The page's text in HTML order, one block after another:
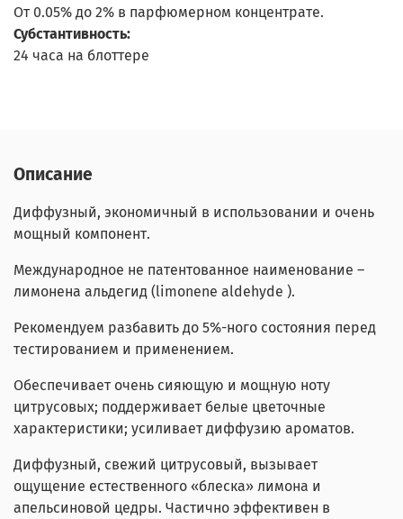
От 0.05% до 2% в парфюмерном концентрате.
Субстантивность:
24 часа на блоттере
Описание
Диффузный, экономичный в использовании и очень
мощный компонент.
Международное не патентованное наименование –
лимонена альдегид (limonene aldehyde ).
Рекомендуем разбавить до 5%-ного состояния перед
тестированием и применением.
Обеспечивает очень сияющую и мощную ноту
цитрусовых; поддерживает белые цветочные
характеристики; усиливает диффузию ароматов.
Диффузный, свежий цитрусовый, вызывает
ощущение естественного «блеска» лимона и
апельсиновой цедры. Частично эффективен в